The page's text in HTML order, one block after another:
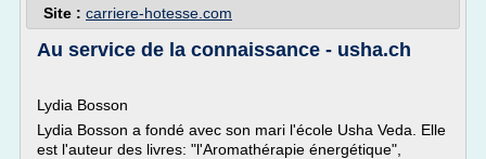
Site : carriere-hotesse.com
Au service de la connaissance - usha.ch
Lydia Bosson
Lydia Bosson a fondé avec son mari l'école Usha Veda. Elle
est l'auteur des livres: "l'Aromathérapie énergétique",